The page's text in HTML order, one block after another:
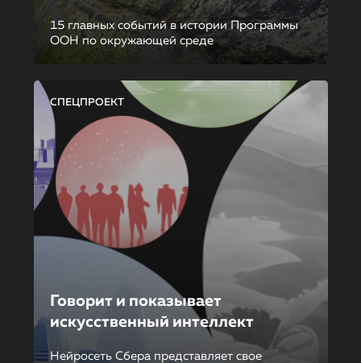
15 главных событий в истории Программы
ООН по окружающей среде
СПЕЦПРОЕКТ
Говорит и показывает
искусственный интеллект
Нейросеть Сбера представляет свое